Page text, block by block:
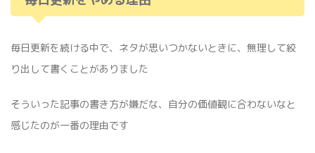
毎日更新を続ける中で、ネタが思いつかないときに、無理して絞
り出して書くことがありました
そういった記事の書き方が嫌だな、自分の価値観に合わないなと
感じたのが一番の理由です